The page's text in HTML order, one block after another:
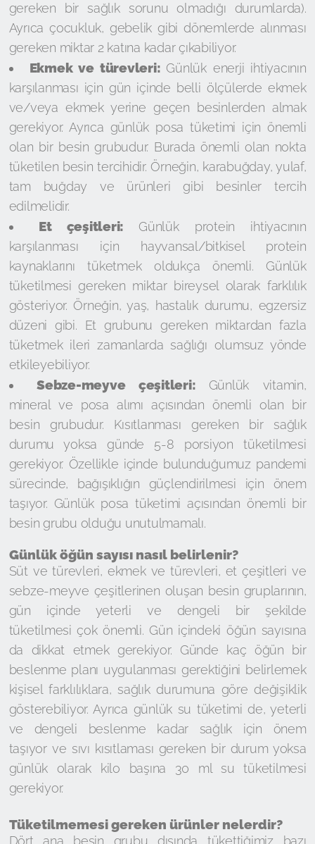
gereken bir sağlık sorunu olmadığı durumlarda).
Ayrıca çocukluk, gebelik gibi dönemlerde alınması
gereken miktar 2 katına kadar çıkabiliyor.
Ekmek ve türevleri: Günlük enerji ihtiyacının
karşılanması için gün içinde belli ölçülerde ekmek
ve/veya ekmek yerine geçen besinlerden almak
gerekiyor. Ayrıca günlük posa tüketimi için önemli
olan bir besin grubudur. Burada önemli olan nokta
tüketilen besin tercihidir. Örneğin, karabuğday, yulaf,
tam buğday ve ürünleri gibi besinler tercih
edilmelidir.
Et çeşitleri: Günlük protein ihtiyacının
karşılanması için hayvansal/bitkisel protein
kaynaklarını tüketmek oldukça önemli. Günlük
tüketilmesi gereken miktar bireysel olarak farklılık
gösteriyor. Örneğin, yaş, hastalık durumu, egzersiz
düzeni gibi. Et grubunu gereken miktardan fazla
tüketmek ileri zamanlarda sağlığı olumsuz yönde
etkileyebiliyor.
Sebze-meyve çeşitleri: Günlük vitamin,
mineral ve posa alımı açısından önemli olan bir
besin grubudur. Kısıtlanması gereken bir sağlık
durumu yoksa günde 5-8 porsiyon tüketilmesi
gerekiyor. Özellikle içinde bulunduğumuz pandemi
sürecinde, bağışıklığın güçlendirilmesi için önem
taşıyor. Günlük posa tüketimi açısından önemli bir
besin grubu olduğu unutulmamalı.
Günlük öğün sayısı nasıl belirlenir?
Süt ve türevleri, ekmek ve türevleri, et çeşitleri ve
sebze-meyve çeşitlerinen oluşan besin gruplarının,
gün içinde yeterli ve dengeli bir şekilde
tüketilmesi çok önemli. Gün içindeki öğün sayısına
da dikkat etmek gerekiyor. Günde kaç öğün bir
beslenme planı uygulanması gerektiğini belirlemek
kişisel farklılıklara, sağlık durumuna göre değişiklik
gösterebiliyor. Ayrıca günlük su tüketimi de, yeterli
ve dengeli beslenme kadar sağlık için önem
taşıyor ve sıvı kısıtlaması gereken bir durum yoksa
günlük olarak kilo başına 30 ml su tüketilmesi
gerekiyor.
Tüketilmemesi gereken ürünler nelerdir?
Dört ana besin grubu dışında tükettiğimiz bazı